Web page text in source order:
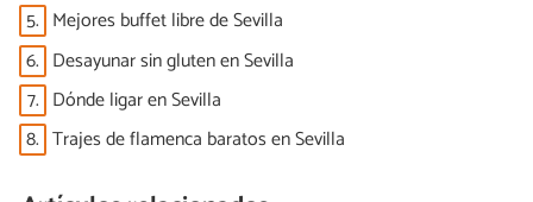
5. Mejores buffet libre de Sevilla
6. Desayunar sin gluten en Sevilla
7. Dónde ligar en Sevilla
8. Trajes de flamenca baratos en Sevilla